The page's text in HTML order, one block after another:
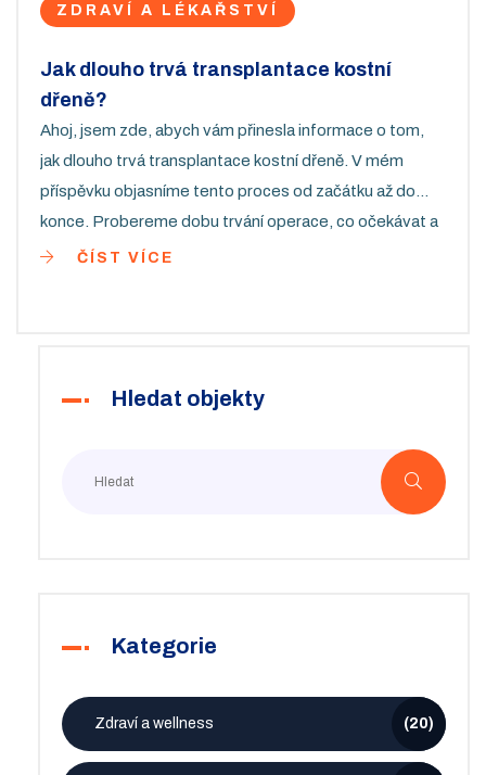
ZDRAVÍ A LÉKAŘSTVÍ
Jak dlouho trvá transplantace kostní
dřeně?
Ahoj, jsem zde, abych vám přinesla informace o tom,
jak dlouho trvá transplantace kostní dřeně. V mém
příspěvku objasníme tento proces od začátku až do
konce. Probereme dobu trvání operace, co očekávat a
jak se připravit. Moje snaha je vám nabídnout jasné a
ČÍST VÍCE
Hledat objekty
Kategorie
Zdraví a wellness (20)